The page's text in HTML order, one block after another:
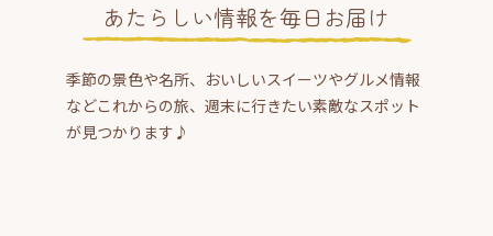
あたらしい情報を毎日お届け
季節の景色や名所、おいしいスイーツやグルメ情報
などこれからの旅、週末に行きたい素敵なスポット
が見つかります♪